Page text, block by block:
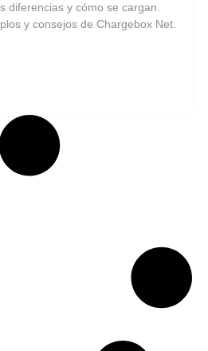
diferencias y cómo se cargan.
y consejos de Chargebox Net.